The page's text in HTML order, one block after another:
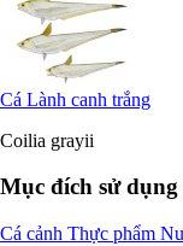
Cá Lành canh trắng
Coilia grayii
Mục đích sử dụng
Cá cảnh Thực phẩm